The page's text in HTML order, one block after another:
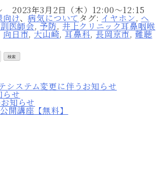
2023年3月2日（木）12:00〜12:15
向け、病気について タグ: イヤホン, ヘ
医師会,予防,井上クリニック耳鼻咽喉
向日市,大山崎,耳鼻科,長岡京市,難聴
システム変更に伴うお知らせ
らせ
知らせ
開講座【無料】